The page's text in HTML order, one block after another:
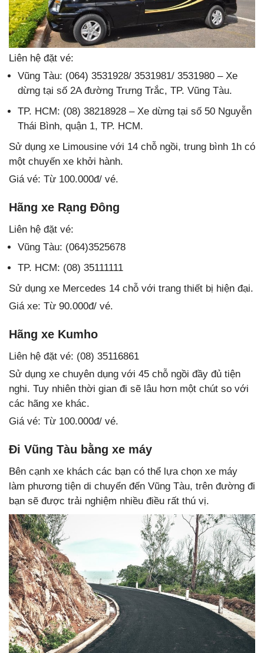
Liên hệ đặt vé:
Vũng Tàu: (064) 3531928/ 3531981/ 3531980 – Xe
dừng tại số 2A đường Trưng Trắc, TP. Vũng Tàu.
TP. HCM: (08) 38218928 – Xe dừng tại số 50 Nguyễn
Thái Bình, quận 1, TP. HCM.
Sử dụng xe Limousine với 14 chỗ ngồi, trung bình 1h có
một chuyến xe khởi hành.
Giá vé: Từ 100.000đ/ vé.
Hãng xe Rạng Đông
Liên hệ đặt vé:
Vũng Tàu: (064)3525678
TP. HCM: (08) 35111111
Sử dụng xe Mercedes 14 chỗ với trang thiết bị hiện đại.
Giá xe: Từ 90.000đ/ vé.
Hãng xe Kumho
Liên hệ đặt vé: (08) 35116861
Sử dụng xe chuyên dụng với 45 chỗ ngồi đầy đủ tiện
nghi. Tuy nhiên thời gian đi sẽ lâu hơn một chút so với
các hãng xe khác.
Giá vé: Từ 100.000đ/ vé.
Đi Vũng Tàu bằng xe máy
Bên cạnh xe khách các bạn có thể lựa chọn xe máy
làm phương tiện di chuyển đến Vũng Tàu, trên đường đi
bạn sẽ được trải nghiệm nhiều điều rất thú vị.